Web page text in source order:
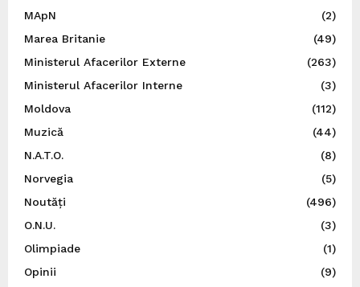
MApN
(2)
Marea Britanie
(49)
Ministerul Afacerilor Externe
(263)
Ministerul Afacerilor Interne
(3)
Moldova
(112)
Muzică
(44)
N.A.T.O.
(8)
Norvegia
(5)
Noutăți
(496)
O.N.U.
(3)
Olimpiade
(1)
Opinii
(9)